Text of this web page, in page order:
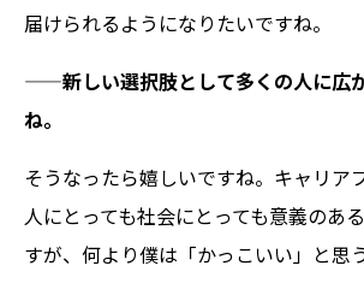
届けられるようになりたいですね。
——新しい選択肢として多くの人に広
ね。
そうなったら嬉しいですね。キャリア
人にとっても社会にとっても意義のあ
すが、何より僕は「かっこいい」と思う